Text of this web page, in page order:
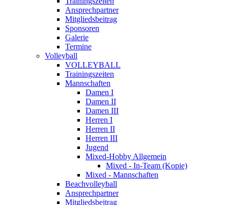
Ansprechpartner
Mitgliedsbeitrag
Sponsoren
Galerie
Termine
Volleyball
VOLLEYBALL
Trainingszeiten
Mannschaften
Damen I
Damen II
Damen III
Herren I
Herren II
Herren III
Jugend
Mixed-Hobby Allgemein
Mixed - In-Team (Kopie)
Mixed - Mannschaften
Beachvolleyball
Ansprechpartner
Mitgliedsbeitrag